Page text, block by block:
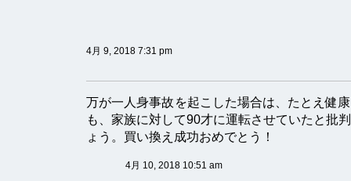
4月 9, 2018 7:31 pm
万が一人身事故を起こした場合は、たとえ健
も、家族に対して90才に運転させていたと批
ょう。買い換え成功おめでとう！
4月 10, 2018 10:51 am